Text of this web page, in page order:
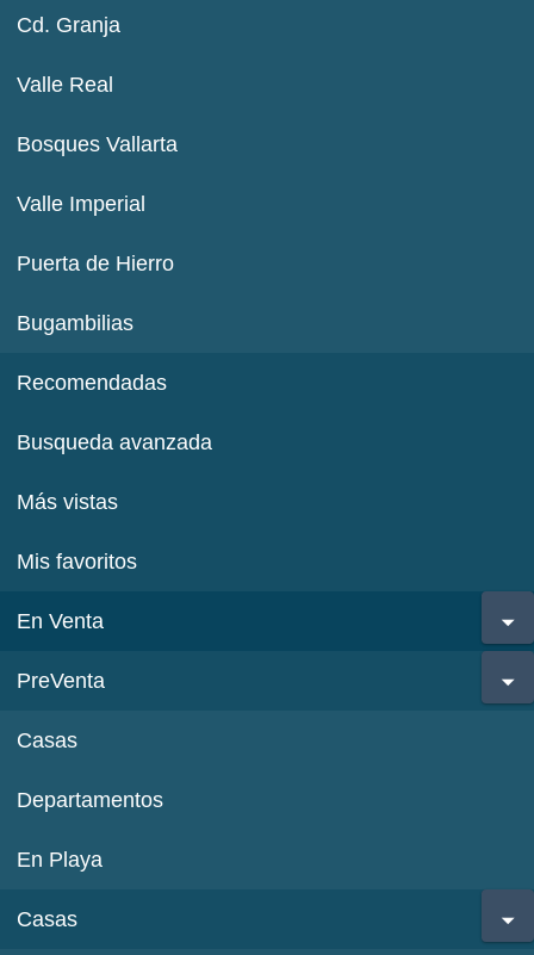
Cd. Granja
Valle Real
Bosques Vallarta
Valle Imperial
Puerta de Hierro
Bugambilias
Recomendadas
Busqueda avanzada
Más vistas
Mis favoritos
En Venta
PreVenta
Casas
Departamentos
En Playa
Casas